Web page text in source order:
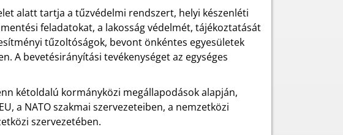
alatt tartja a tűzvédelmi rendszert, helyi készenléti
feladatokat, a lakosság védelmét, tájékoztatását
tűzoltóságok, bevont önkéntes egyesületek
A bevetésirányítási tevékenységet az egységes
kétoldalú kormányközi megállapodások alapján,
a NATO szakmai szervezeteiben, a nemzetközi
szervezetében.